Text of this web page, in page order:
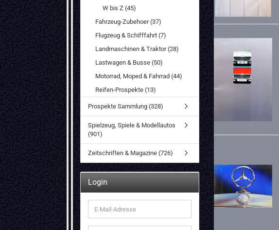
W bis Z (45)
Fahrzeug-Zubehoer (37)
Flugzeug & Schifffahrt (7)
Landmaschinen & Traktor (28)
Lastwagen & Busse (50)
Motorrad, Moped & Fahrrad (44)
Reifen-Prospekte (13)
Prospekte Sammlung (328)
Spielzeug, Spiele & Modellautos
(901)
Zeitschriften & Magazine (726)
Login
E-
Mail-
Adresse